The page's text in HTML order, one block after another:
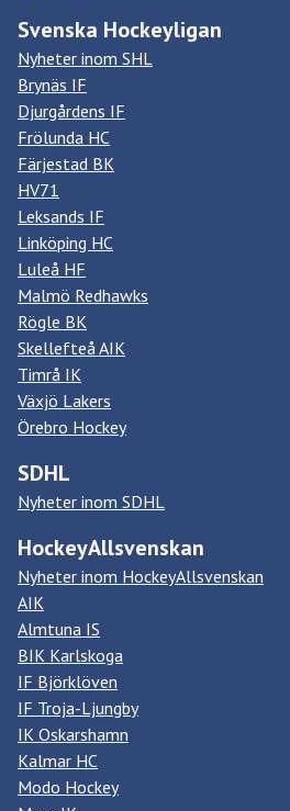
Svenska Hockeyligan
Nyheter inom SHL
Brynäs IF
Djurgårdens IF
Frölunda HC
Färjestad BK
HV71
Leksands IF
Linköping HC
Luleå HF
Malmö Redhawks
Rögle BK
Skellefteå AIK
Timrå IK
Växjö Lakers
Örebro Hockey
SDHL
Nyheter inom SDHL
HockeyAllsvenskan
Nyheter inom HockeyAllsvenskan
AIK
Almtuna IS
BIK Karlskoga
IF Björklöven
IF Troja-Ljungby
IK Oskarshamn
Kalmar HC
Modo Hockey